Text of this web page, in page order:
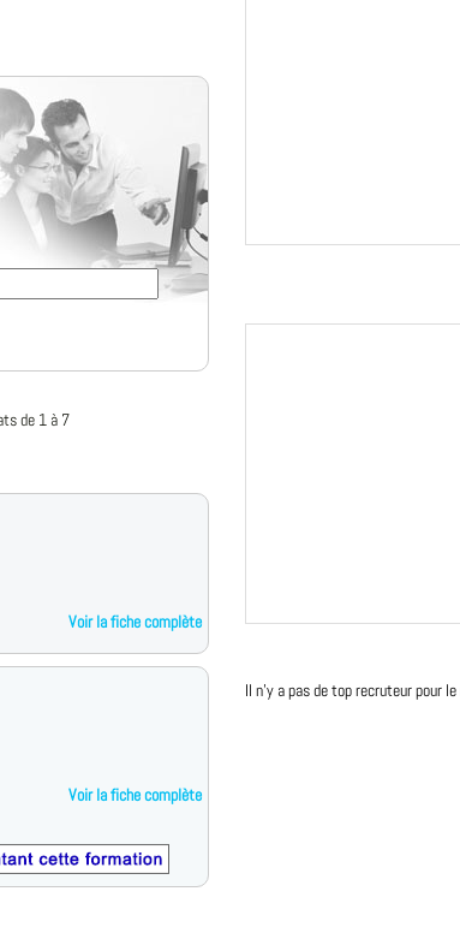
de 1 à 7
Voir la fiche complète
Voir la fiche complète
Il n'y a pas de top recruteur pour